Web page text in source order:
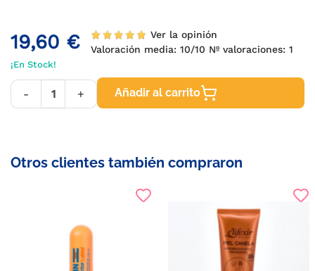
19,60 €
Ver la opinión
Valoración media: 10/10 Nº valoraciones: 1
¡En Stock!
- + Añadir al carrito
Otros clientes también compraron